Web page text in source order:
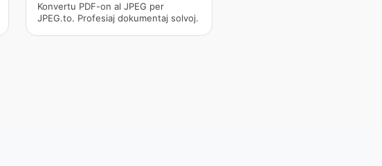
Konvertu PDF-on al JPEG per
JPEG.to. Profesiaj dokumentaj solvoj.